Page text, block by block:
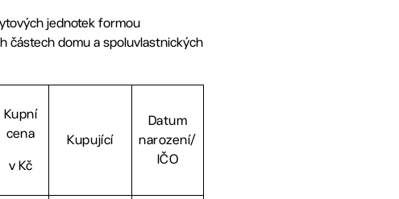
jednotek formou
částech domu a spoluvlastnických
Kupní
cena
v Kč
Kupující
Datum
narození/
IČO